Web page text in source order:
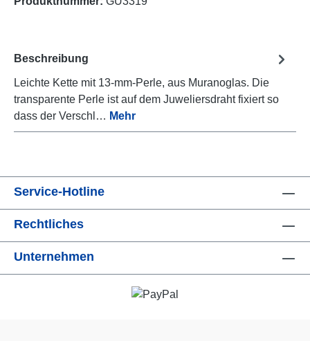
Beschreibung
Leichte Kette mit 13-mm-Perle, aus Muranoglas. Die
transparente Perle ist auf dem Juweliersdraht fixiert so
dass der Verschl… Mehr
Service-Hotline
Rechtliches
Unternehmen